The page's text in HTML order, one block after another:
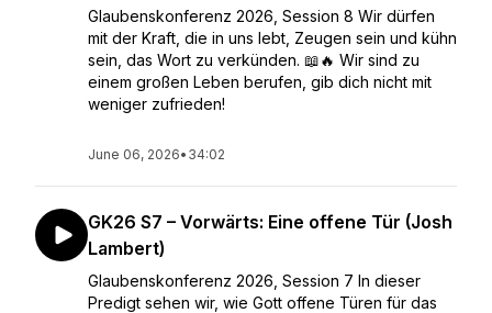
Glaubenskonferenz 2026, Session 8 Wir dürfen
mit der Kraft, die in uns lebt, Zeugen sein und kühn
sein, das Wort zu verkünden. 📖🔥 Wir sind zu
einem großen Leben berufen, gib dich nicht mit
weniger zufrieden!
June 06, 2026• 34:02
GK26 S7 – Vorwärts: Eine offene Tür (Josh
Lambert)
Glaubenskonferenz 2026, Session 7 In dieser
Predigt sehen wir, wie Gott offene Türen für das